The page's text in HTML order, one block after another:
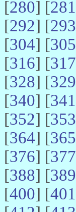
[280] [281
[292] [293
[304] [305
[316] [317
[328] [329
[340] [341
[352] [353
[364] [365
[376] [377
[388] [389
[400] [401